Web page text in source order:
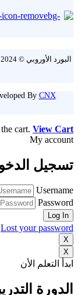
البورد الأوروبي © 2024 . جميع الحقوق محفوظة |
By CNX
cart. View Cart
My account
تسجيل
Username
Password
Lost your password?
X
X
ابدأ التعلم الأن
الدورة